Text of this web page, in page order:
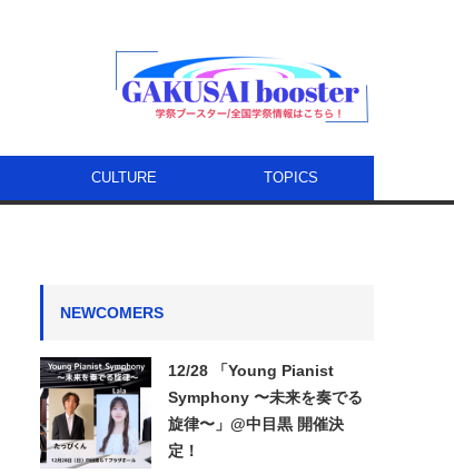
CULTURE TOPICS
NEWCOMERS
12/28 「Young Pianist
Symphony 〜未来を奏でる
旋律〜」@中目黒 開催決
定！